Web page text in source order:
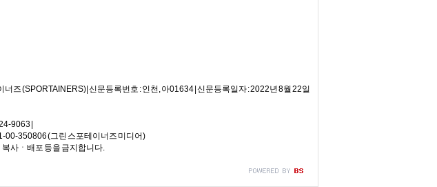
즈 (SPORTAINERS) | 신문등록번호 : 인천, 아01634 | 신문등록일자 : 2022년 8월 22일
9063 |
00-350806 (그린 스포테이너즈 미디어)
사ㆍ배포 등을 금지합니다.